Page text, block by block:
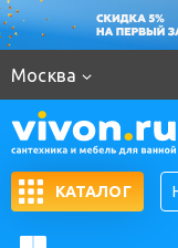
Москва
КАТАЛОГ